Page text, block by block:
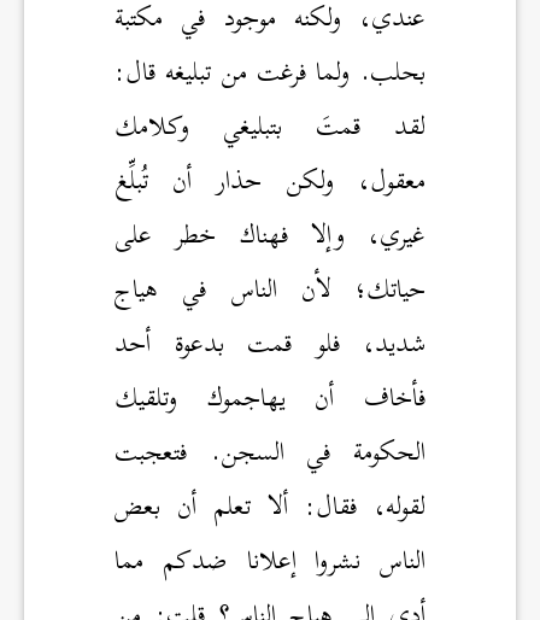
عندي، ولكنه موجود في مكتبة
بحلب. ولما فرغت من تبليغه قال:
لقد قمتَ بتبليغي وكلامك
معقول، ولكن حذار أن تُبلِّغ
غيري، وإلا فهناك خطر على
حياتك؛ لأن الناس في هياج
شديد، فلو قمت بدعوة أحد
فأخاف أن يهاجموك وتلقيك
الحكومة في السجن. فتعجبت
لقوله، فقال: ألا تعلم أن بعض
الناس نشروا إعلانا ضدكم مما